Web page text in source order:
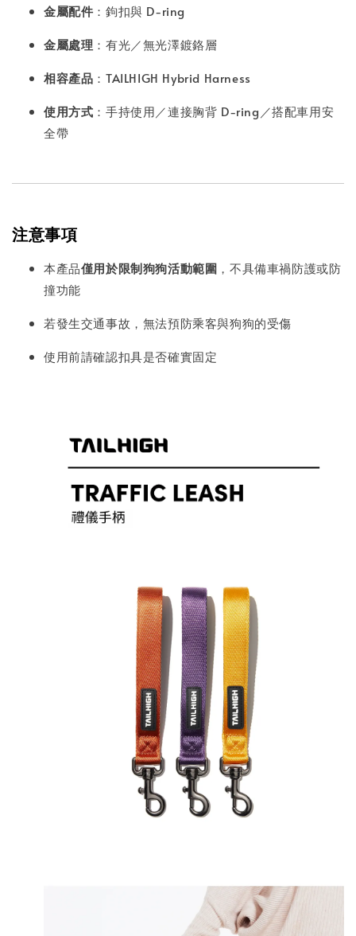
金屬配件 ：鉤扣與 D-ring
金屬處理 ：有光／無光澤鍍鉻層
相容產品 ：TAILHIGH Hybrid Harness
使用方式 ：手持使用／連接胸背 D-ring／搭配車用安
全帶
注意事項
本產品僅用於限制狗狗活動範圍 ，不具備車禍防護或防
撞功能
若發生交通事故，無法預防乘客與狗狗的受傷
使用前請確認扣具是否確實固定